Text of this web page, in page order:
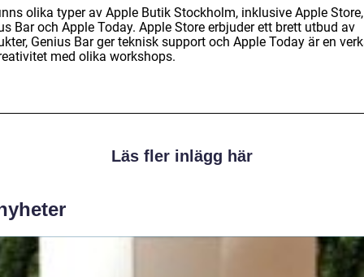
olika typer av Apple Butik Stockholm, inklusive Apple Store,
Bar och Apple Today. Apple Store erbjuder ett brett utbud av
Genius Bar ger teknisk support och Apple Today är en
med olika workshops.
Läs fler inlägg här